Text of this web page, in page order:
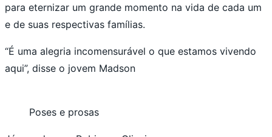
para eternizar um grande momento na vida de cada um
e de suas respectivas famílias.
“É uma alegria incomensurável o que estamos vivendo
aqui”, disse o jovem Madson
Poses e prosas